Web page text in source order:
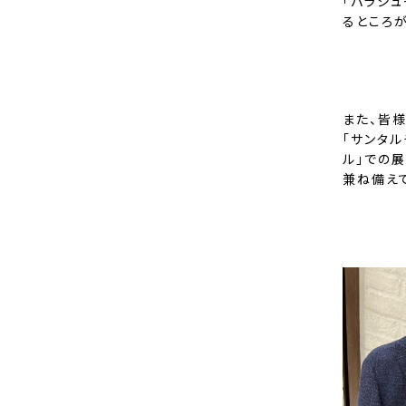
るところ
また、皆
「サンタ
ル」での
兼ね備え